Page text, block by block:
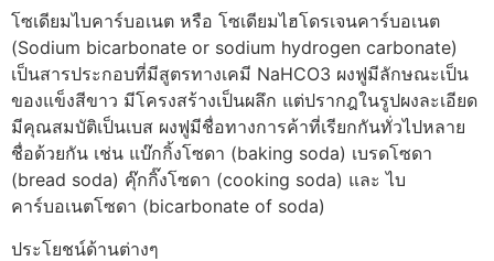
โซเดียมไบคาร์บอเนต หรือ โซเดียมไฮโดรเจนคาร์บอเนต
(Sodium bicarbonate or sodium hydrogen carbonate)
เป็นสารประกอบที่มีสูตรทางเคมี NaHCO3 ผงฟูมีลักษณะเป็น
ของแข็งสีขาว มีโครงสร้างเป็นผลึก แต่ปรากฎในรูปผงละเอียด
มีคุณสมบัติเป็นเบส ผงฟูมีชื่อทางการค้าที่เรียกกันทั่วไปหลาย
ชื่อด้วยกัน เช่น แบ๊กกิ้งโซดา (baking soda) เบรดโซดา
(bread soda) คุ๊กกิ๊งโซดา (cooking soda) และ ไบ
คาร์บอเนตโซดา (bicarbonate of soda)
ประโยชน์ด้านต่างๆ